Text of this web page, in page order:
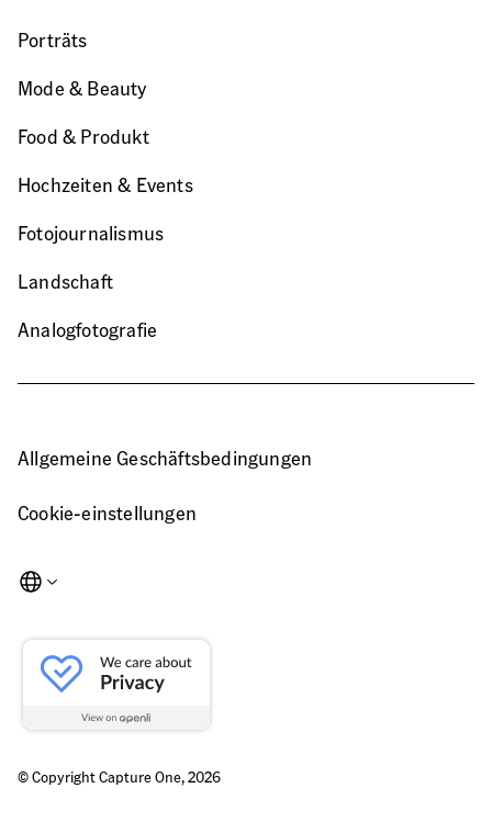
Porträts
Mode & Beauty
Food & Produkt
Hochzeiten & Events
Fotojournalismus
Landschaft
Analogfotografie
Allgemeine Geschäftsbedingungen
Cookie-einstellungen
© Copyright Capture One,2026